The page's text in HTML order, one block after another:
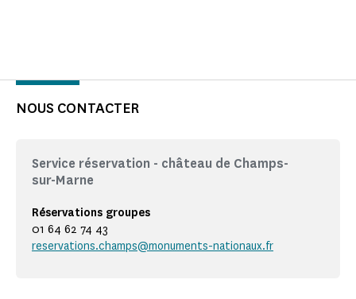
NOUS CONTACTER
Service réservation - château de Champs-
sur-Marne
Réservations groupes
01 64 62 74 43
reservations.champs@monuments-nationaux.fr